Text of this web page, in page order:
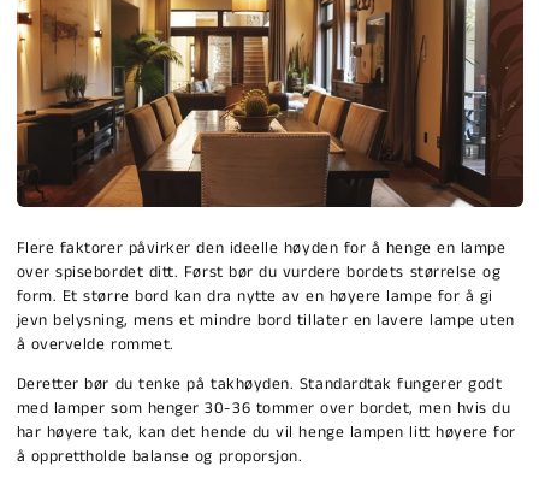
Flere faktorer påvirker den ideelle høyden for å henge en lampe
over spisebordet ditt. Først bør du vurdere bordets størrelse og
form. Et større bord kan dra nytte av en høyere lampe for å gi
jevn belysning, mens et mindre bord tillater en lavere lampe uten
å overvelde rommet.
Deretter bør du tenke på takhøyden. Standardtak fungerer godt
med lamper som henger 30-36 tommer over bordet, men hvis du
har høyere tak, kan det hende du vil henge lampen litt høyere for
å opprettholde balanse og proporsjon.